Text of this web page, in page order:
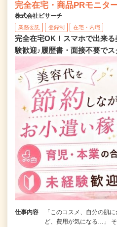
完全在宅・商品PRモニタ
株式会社ビサーチ
業務委託 登録制 在宅・内職
完全在宅OK！スマホで出来
験歓迎♪履歴書・面接不要でス
仕事内容
「このコスメ、自分の肌
ど、費用が気になる…」